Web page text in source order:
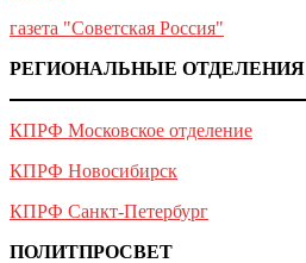
газета "Советская Россия"
РЕГИОНАЛЬНЫЕ ОТДЕЛЕНИЯ
КПРФ Московское отделение
КПРФ Новосибирск
КПРФ Санкт-Петербург
ПОЛИТПРОСВЕТ